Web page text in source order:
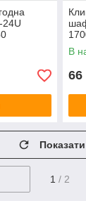
В
66
1 / 2